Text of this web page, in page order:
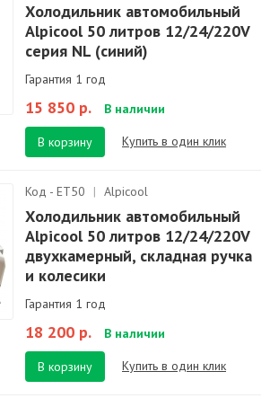
Холодильник автомобильный
Alpicool 50 литров 12/24/220V
серия NL (синий)
Гарантия 1 год
15 850 р. В наличии
В корзину Купить в один клик
Код - ET50 | Alpicool
Холодильник автомобильный
Alpicool 50 литров 12/24/220V
двухкамерный, складная ручка
и колесики
Гарантия 1 год
18 200 р. В наличии
В корзину Купить в один клик